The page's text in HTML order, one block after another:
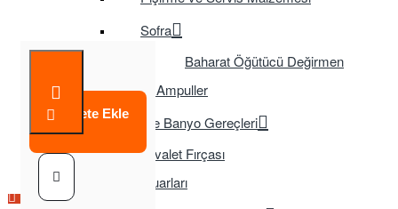
Sofra
Baharat Öğütücü Değirmen
Tasarruflu Ampuller
Temizlik ve Banyo Gereçleri
Tuvalet Fırçası
TV Aksesuarları
Sepete Ekle
Çok Satılan Ürün
Çok Satılan Ürün
Çok Satılan Ürün
Çok Satılan Ürün
Çok Satılan Ürün